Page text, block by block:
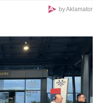
by Aklamator